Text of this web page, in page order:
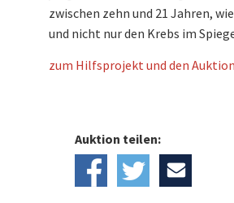
zwischen zehn und 21 Jahren,
und nicht nur den Krebs im
zum Hilfsprojekt und den
Auktion teilen: